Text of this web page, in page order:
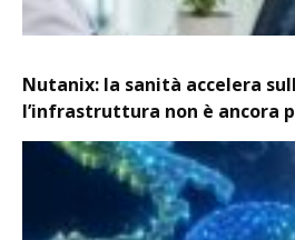
Nutanix: la sanità accelera
l’infrastruttura non è ancora